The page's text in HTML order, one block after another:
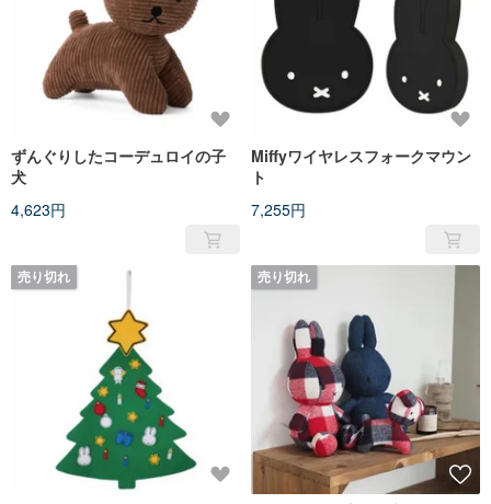
ずんぐりしたコーデュロイの子
犬
4,623円
Miffyワイヤレスフォークマウン
ト
7,255円
売り切れ 売り切れ